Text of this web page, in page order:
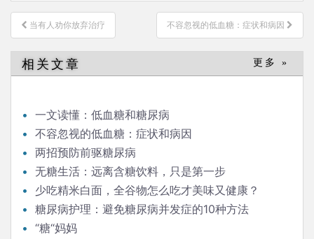
文
章
导
航
当有人劝你放弃治疗 不容忽视的低血糖：症状和病因
相关文章 更多 »
一文读懂：低血糖和糖尿病
不容忽视的低血糖：症状和病因
两招预防前驱糖尿病
无糖生活：远离含糖饮料，只是第一步
少吃精米白面，全谷物怎么吃才美味又健康？
糖尿病护理：避免糖尿病并发症的10种方法
“糖“妈妈